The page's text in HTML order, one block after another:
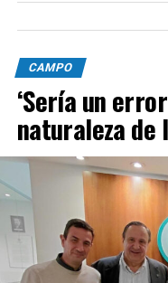
CAMPO
‘Sería un
naturaleza de